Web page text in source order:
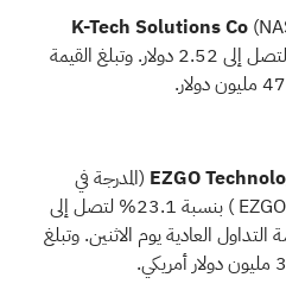
) بنسبة 11.46% لتصل إلى 2.52 دولار. وتبلغ القيمة
(المدرجة في
EZGO
) بنسبة 23.1% لتصل إلى
التداول العادية يوم الاثنين. وتبلغ